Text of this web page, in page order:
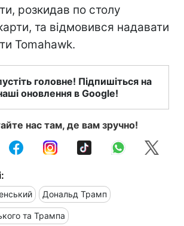
розкидав по столу
та відмовився надавати
Tomahawk.
головне! Підпишіться на
оновлення в Google!
нас там, де вам зручно!
Дональд Трамп
та Трампа